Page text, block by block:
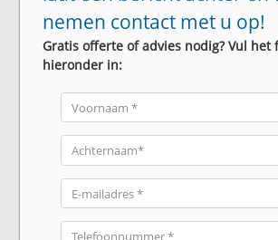
nemen contact met u op!
Gratis offerte of advies nodig? Vul het
hieronder in: